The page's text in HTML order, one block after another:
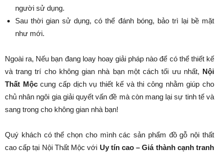
người sử dụng.
Sau thời gian sử dụng, có thể đánh bóng, bảo trì lại bề mặt
như mới.
Ngoài ra, Nếu bạn đang loay hoay giải pháp nào để có thể thiết kế
và trang trí cho không gian nhà bạn một cách tối ưu nhất, Nội
Thất Mộccung cấp dịch vụ thiết kế và thi công nhằm giúp cho
chủ nhân ngôi gia giải quyết vấn đề mà còn mang lại sự tinh tế và
sang trong cho không gian nhà bạn!
Quý khách có thể chọn cho mình các sản phẩm đồ gỗ nội thất
cao cấp tại Nội Thất Mộc với Uy tín cao – Giá thành cạnh tranh